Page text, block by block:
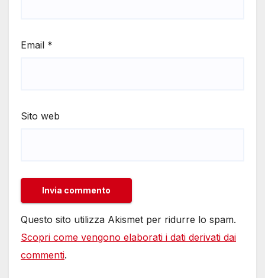
Email *
Sito web
Questo sito utilizza Akismet per ridurre lo spam.
Scopri come vengono elaborati i dati derivati dai
commenti.